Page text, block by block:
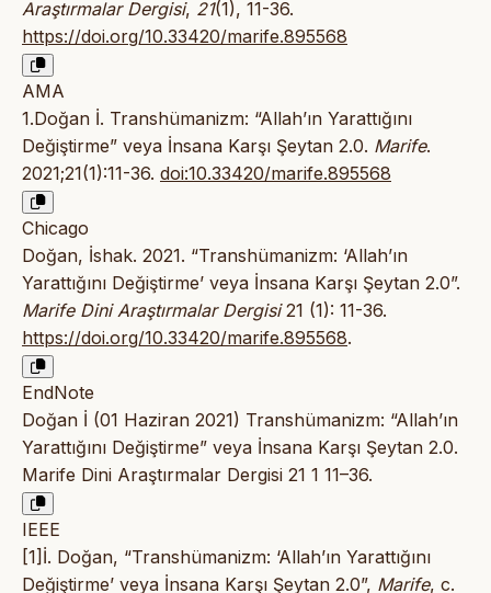
Araştırmalar Dergisi, 21(1), 11-36.
https://doi.org/10.33420/marife.895568
AMA
1.Doğan İ. Transhümanizm: “Allah’ın Yarattığını
Değiştirme” veya İnsana Karşı Şeytan 2.0. Marife.
2021;21(1):11-36. doi:10.33420/marife.895568
Chicago
Doğan, İshak. 2021. “Transhümanizm: ‘Allah’ın
Yarattığını Değiştirme’ veya İnsana Karşı Şeytan 2.0”.
Marife Dini Araştırmalar Dergisi21 (1): 11-36.
https://doi.org/10.33420/marife.895568.
EndNote
Doğan İ (01 Haziran 2021) Transhümanizm: “Allah’ın
Yarattığını Değiştirme” veya İnsana Karşı Şeytan 2.0.
Marife Dini Araştırmalar Dergisi 21 1 11–36.
IEEE
[1]İ. Doğan, “Transhümanizm: ‘Allah’ın Yarattığını
Değiştirme’ veya İnsana Karşı Şeytan 2.0”, Marife, c.